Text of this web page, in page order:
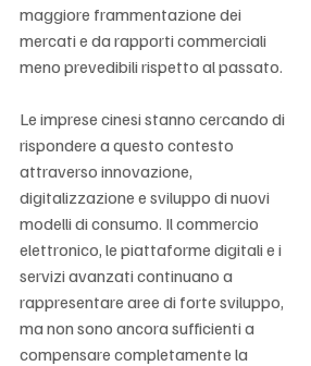
maggiore frammentazione dei
mercati e da rapporti commerciali
meno prevedibili rispetto al passato.
Le imprese cinesi stanno cercando di
rispondere a questo contesto
attraverso innovazione,
digitalizzazione e sviluppo di nuovi
modelli di consumo. Il commercio
elettronico, le piattaforme digitali e i
servizi avanzati continuano a
rappresentare aree di forte sviluppo,
ma non sono ancora sufficienti a
compensare completamente la